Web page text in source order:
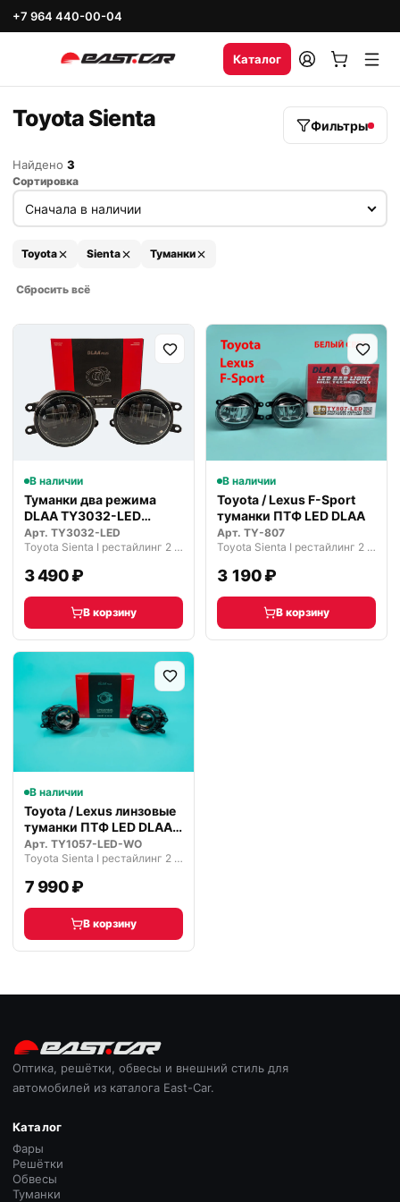
+7 964 440-00-04
Каталог
Toyota Sienta Фильтры
Найдено 3
Сортировка
Toyota Sienta Туманки
Сбросить всё
В наличии
Туманки два режима
DLAA TY3032-LED
светодиодные
Арт. TY3032-LED
Toyota Sienta I рестайлинг 2 (2011—2015)
3 490 ₽
В корзину
В наличии
Toyota / Lexus F-Sport
туманки ПТФ LED DLAA
Арт. TY-807
Toyota Sienta I рестайлинг 2 (2011—2015)
3 190 ₽
В корзину
В наличии
Toyota / Lexus линзовые
туманки ПТФ LED DLAA
Prem…
Арт. TY1057-LED-WO
Toyota Sienta I рестайлинг 2 (2011—2015)
7 990 ₽
В корзину
Оптика, решётки, обвесы и внешний стиль для
автомобилей из каталога East-Car.
Каталог
Фары
Решётки
Обвесы
Туманки